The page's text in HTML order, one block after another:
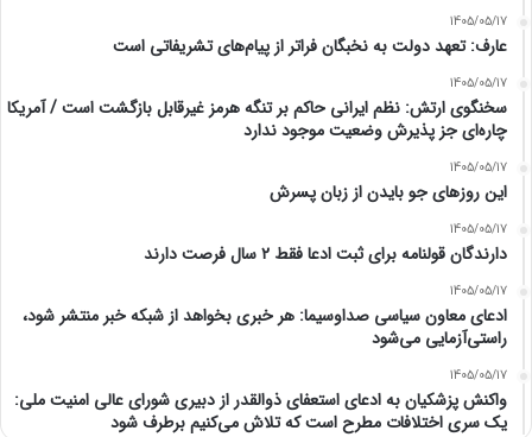
1405/05/17
عارف: تعهد دولت به نخبگان فراتر از پیام‎‌های تشریفاتی است
1405/05/17
سخنگوی ارتش: نظم ایرانی حاکم بر تنگه هرمز غیرقابل بازگشت است / آمریکا
چاره‌ای جز پذیرش وضعیت موجود ندارد
1405/05/17
این روزهای جو بایدن از زبان پسرش
1405/05/17
دارندگان قولنامه برای ثبت ادعا فقط ۲ سال فرصت دارند
1405/05/17
ادعای معاون سیاسی صداوسیما: هر خبری بخواهد از شبکه خبر منتشر شود،
راستی‌آزمایی می‌شود
1405/05/17
واکنش پزشکیان به ادعای استعفای ذوالقدر از دبیری شورای عالی امنیت ملی:
یک سری اختلافات مطرح است که تلاش می‌کنیم برطرف شود